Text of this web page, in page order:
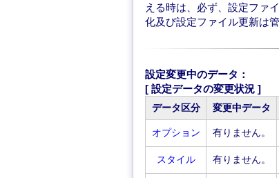
える時は、必ず、設定ファ
化及び設定ファイル更新は
設定変更中のデータ：
[ 設定データの変更状況 ]
データ区分 変更中データ
オプション 有りません。
スタイル 有りません。